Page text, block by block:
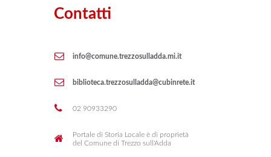
Contatti
info@comune.trezzosulladda.mi.it
biblioteca.trezzosulladda@cubinrete.it
02 90933290
Portale di Storia Locale è di proprietà
del Comune di Trezzo sull'Adda